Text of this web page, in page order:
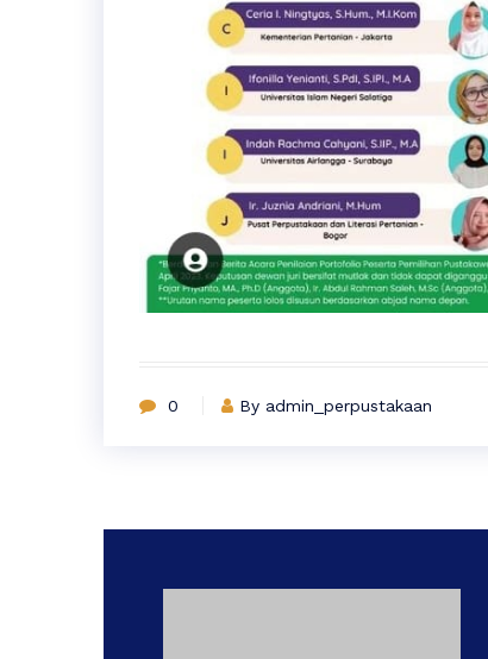
0 By admin_perpustakaan